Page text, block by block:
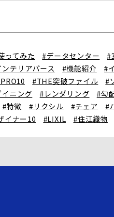
ってみた #データセンター
ンテリアパース #機能紹介 #
#THE突破ファイル #
イニング #レンダリング #勾
#特徴 #リクシル #チェア #
イナー10 #LIXIL #住江織物